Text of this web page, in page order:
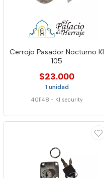
Cerrojo Pasador Nocturno Kl
105
$23.000
1 unidad
401148 - Kl security